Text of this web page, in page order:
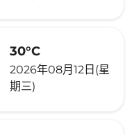
30°C
2026年08月12日(星
期三)